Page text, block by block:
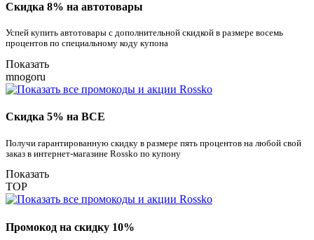
Скидка 8% на автотовары
Успей купить автотовары с дополнительной скидкой в размере восемь
процентов по специальному коду купона
Показать
mnogoru
Скидка 5% на ВСЕ
Получи гарантированную скидку в размере пять процентов на любой свой
заказ в интернет-магазине Rossko по купону
Показать
TOP
Промокод на скидку 10%